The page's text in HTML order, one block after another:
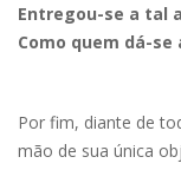
Entregou-se a tal
Como quem dá-se
Por fim, diante de
mão de sua única